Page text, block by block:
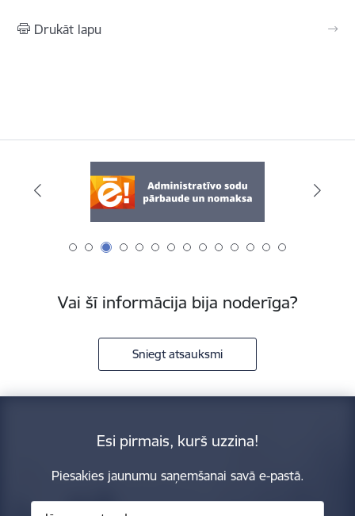
Drukāt lapu
Vai šī informācija bija noderīga?
Sniegt atsauksmi
Esi pirmais, kurš uzzina!
Piesakies jaunumu saņemšanai savā e-pastā.